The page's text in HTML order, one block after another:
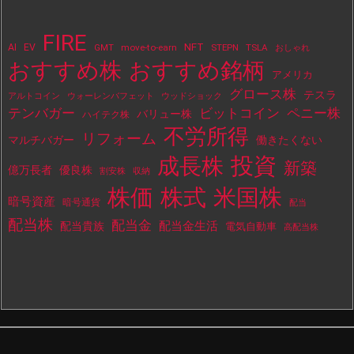
AI EV FIRE GMT move-to-earn NFT STEPN TSLA おしゃれ
おすすめ株 おすすめ銘柄 アメリカ
アルトコイン ウォーレンバフェット ウッドショック グロース株 テスラ
テンバガー ハイテク株 バリュー株 ビットコイン ペニー株
マルチバガー リフォーム 不労所得 働きたくない
億万長者 優良株 割安株 収納 成長株 投資 新築
暗号資産 暗号通貨 株価 株式 米国株 配当
配当株 配当貴族 配当金 配当金生活 電気自動車 高配当株